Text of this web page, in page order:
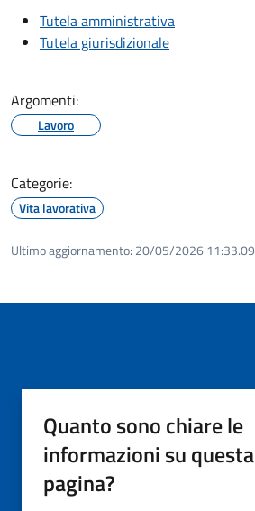
Tutela amministrativa
Tutela giurisdizionale
Argomenti:
Lavoro
Categorie:
Vita lavorativa
Ultimo aggiornamento: 20/05/2026 11:33.09
Quanto sono chiare le
informazioni su questa
pagina?